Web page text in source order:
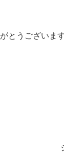
とうございます